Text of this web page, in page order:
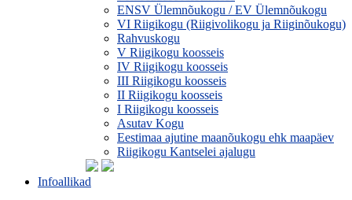
ENSV Ülemnõukogu / EV Ülemnõukogu
VI Riigikogu (Riigivolikogu ja Riiginõukogu)
Rahvuskogu
V Riigikogu koosseis
IV Riigikogu koosseis
III Riigikogu koosseis
II Riigikogu koosseis
I Riigikogu koosseis
Asutav Kogu
Eestimaa ajutine maanõukogu ehk maapäev
Riigikogu Kantselei ajalugu
Infoallikad